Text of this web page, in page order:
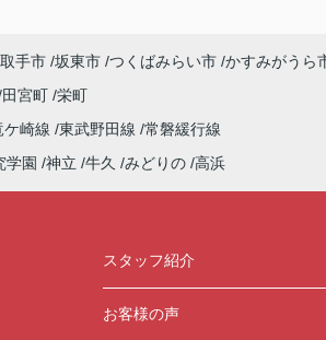
取手市 坂東市 つくばみらい市 かすみがうら
田宮町 栄町
ケ崎線 東武野田線 常磐緩行線
学園 神立 牛久 みどりの 高浜
スタッフ紹介
お客様の声